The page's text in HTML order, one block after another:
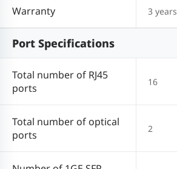
Warranty 3 years
Port Specifications
Total number of RJ45
ports
16
Total number of optical
ports
2